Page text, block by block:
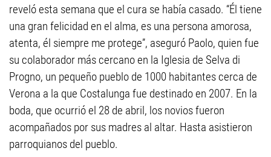
reveló esta semana que el cura se había casado. “Él tiene
una gran felicidad en el alma, es una persona amorosa,
atenta, él siempre me protege”, aseguró Paolo, quien fue
su colaborador más cercano en la Iglesia de Selva di
Progno, un pequeño pueblo de 1000 habitantes cerca de
Verona a la que Costalunga fue destinado en 2007. En la
boda, que ocurrió el 28 de abril, los novios fueron
acompañados por sus madres al altar. Hasta asistieron
parroquianos del pueblo.